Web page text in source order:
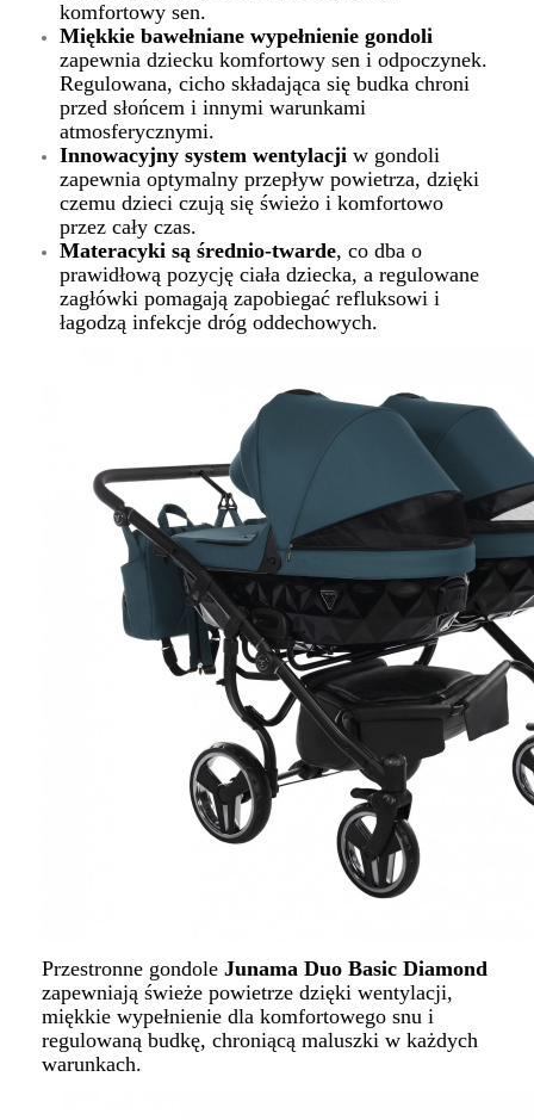
komfortowy sen.
Miękkie bawełniane wypełnienie gondoli
zapewnia dziecku komfortowy sen i odpoczynek.
Regulowana, cicho składająca się budka chroni
przed słońcem i innymi warunkami
atmosferycznymi.
Innowacyjny system wentylacji w gondoli
zapewnia optymalny przepływ powietrza, dzięki
czemu dzieci czują się świeżo i komfortowo
przez cały czas.
Materacyki są średnio-twarde, co dba o
prawidłową pozycję ciała dziecka, a regulowane
zagłówki pomagają zapobiegać refluksowi i
łagodzą infekcje dróg oddechowych.
Przestronne gondole Junama Duo Basic Diamond
zapewniają świeże powietrze dzięki wentylacji,
miękkie wypełnienie dla komfortowego snu i
regulowaną budkę, chroniącą maluszki w każdych
warunkach.